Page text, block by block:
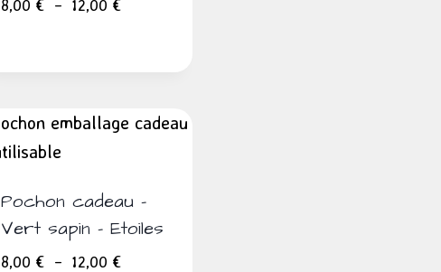
8,00 € – 12,00 €
8,00 €
12,00 €
Pochon cadeau –
Vert sapin – Etoiles
8,00 € – 12,00 €